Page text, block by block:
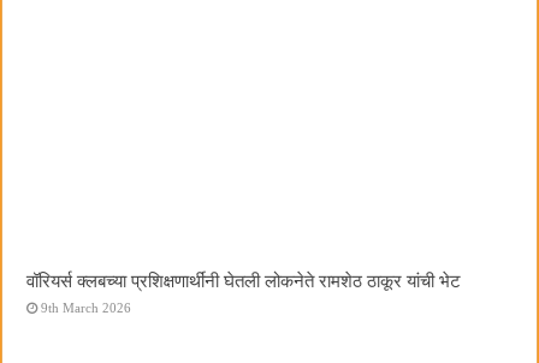
वॉरियर्स क्लबच्या प्रशिक्षणार्थींनी घेतली लोकनेते रामशेठ ठाकूर यांची भेट
9th March 2026